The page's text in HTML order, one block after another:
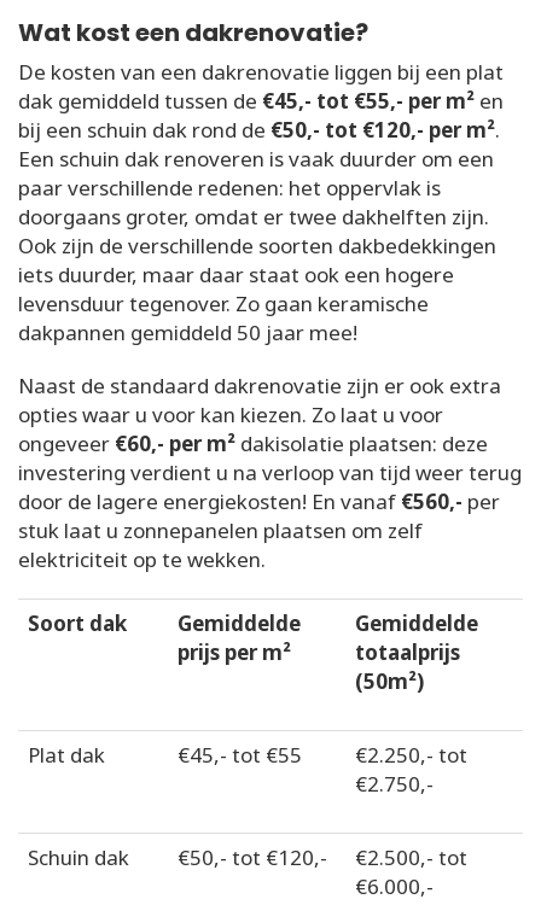
Wat kost een dakrenovatie?
De kosten van een dakrenovatie liggen bij een plat
dak gemiddeld tussen de €45,- tot €55,- per m² en
bij een schuin dak rond de €50,- tot €120,- per m².
Een schuin dak renoveren is vaak duurder om een
paar verschillende redenen: het oppervlak is
doorgaans groter, omdat er twee dakhelften zijn.
Ook zijn de verschillende soorten dakbedekkingen
iets duurder, maar daar staat ook een hogere
levensduur tegenover. Zo gaan keramische
dakpannen gemiddeld 50 jaar mee!
Naast de standaard dakrenovatie zijn er ook extra
opties waar u voor kan kiezen. Zo laat u voor
ongeveer €60,- per m² dakisolatie plaatsen: deze
investering verdient u na verloop van tijd weer terug
door de lagere energiekosten! En vanaf €560,- per
stuk laat u zonnepanelen plaatsen om zelf
elektriciteit op te wekken.
Soort dak
Gemiddelde
prijs per m²
Gemiddelde
totaalprijs
(50m²)
Plat dak €45,- tot €55
€2.250,- tot
€2.750,-
Schuin dak €50,- tot €120,-
€2.500,- tot
€6.000,-